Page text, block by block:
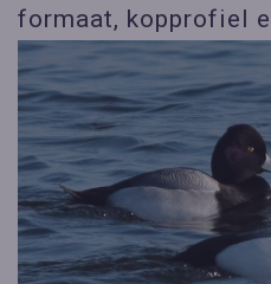
formaat, kopprofiel